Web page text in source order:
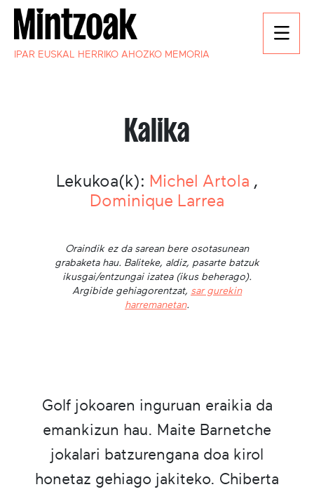
IPAR EUSKAL HERRIKO AHOZKO MEMORIA
Kalika
Lekukoa(k): Michel Artola ,
Dominique Larrea
Oraindik ez da sarean bere osotasunean
grabaketa hau. Baliteke, aldiz, pasarte batzuk
ikusgai/entzungai izatea (ikus beherago).
Argibide gehiagorentzat, sar gurekin
harremanetan.
Golf jokoaren inguruan eraikia da
emankizun hau. Maite Barnetche
jokalari batzurengana doa kirol
honetaz gehiago jakiteko. Chiberta